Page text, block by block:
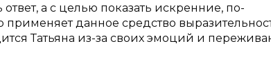
а с целью показать искренние, по-
данное средство
Татьяна из-за своих эмоций и